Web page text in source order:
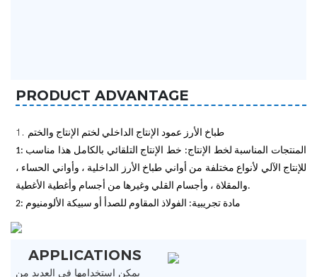
PRODUCT ADVANTAGE
1. طباخ الأرز عمود الإنتاج الداخلي لختم الإنتاج والختم
1: المنتجات المناسبة لخط الإنتاج: خط الإنتاج التلقائي بالكامل هذا مناسب
للإنتاج الآلي لأنواع مختلفة من أواني طباخ الأرز الداخلية ، وأواني الحساء ،
والمقلاة ، وأجسام القلي وغيرها من أجسام وأغطية الأغطية.
2: مادة تجريبية: الفولاذ المقاوم للصدأ أو سبيكة الألومنيوم
APPLICATIONS
يمكن استخدامها في العديد من